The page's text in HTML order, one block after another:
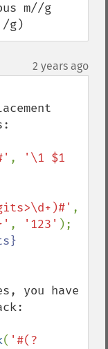
m//g
g)
2 years ago
,
'\1 $1
, '123'
you have
( '#(?